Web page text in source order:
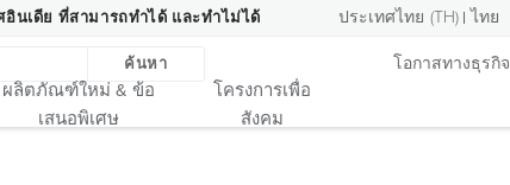
นเดีย ที่สามารถทำได้ และทำไม่ได้ ประเทศไทย (TH) ไทย
ค้นหา
ผลิตภัณฑ์ใหม่ & ข้อ
เสนอพิเศษ
โครงการเพื่อ
สังคม
โอกาสทางธุรกิจ